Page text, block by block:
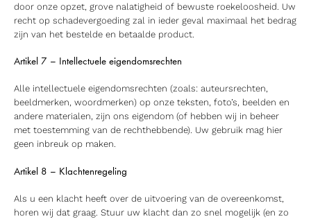
door onze opzet, grove nalatigheid of bewuste roekeloosheid. Uw
recht op schadevergoeding zal in ieder geval maximaal het bedrag
zijn van het bestelde en betaalde product.
Artikel 7 – Intellectuele eigendomsrechten
Alle intellectuele eigendomsrechten (zoals: auteursrechten,
beeldmerken, woordmerken) op onze teksten, foto’s, beelden en
andere materialen, zijn ons eigendom (of hebben wij in beheer
met toestemming van de rechthebbende). Uw gebruik mag hier
geen inbreuk op maken.
Artikel 8 – Klachtenregeling
Als u een klacht heeft over de uitvoering van de overeenkomst,
horen wij dat graag. Stuur uw klacht dan zo snel mogelijk (en zo